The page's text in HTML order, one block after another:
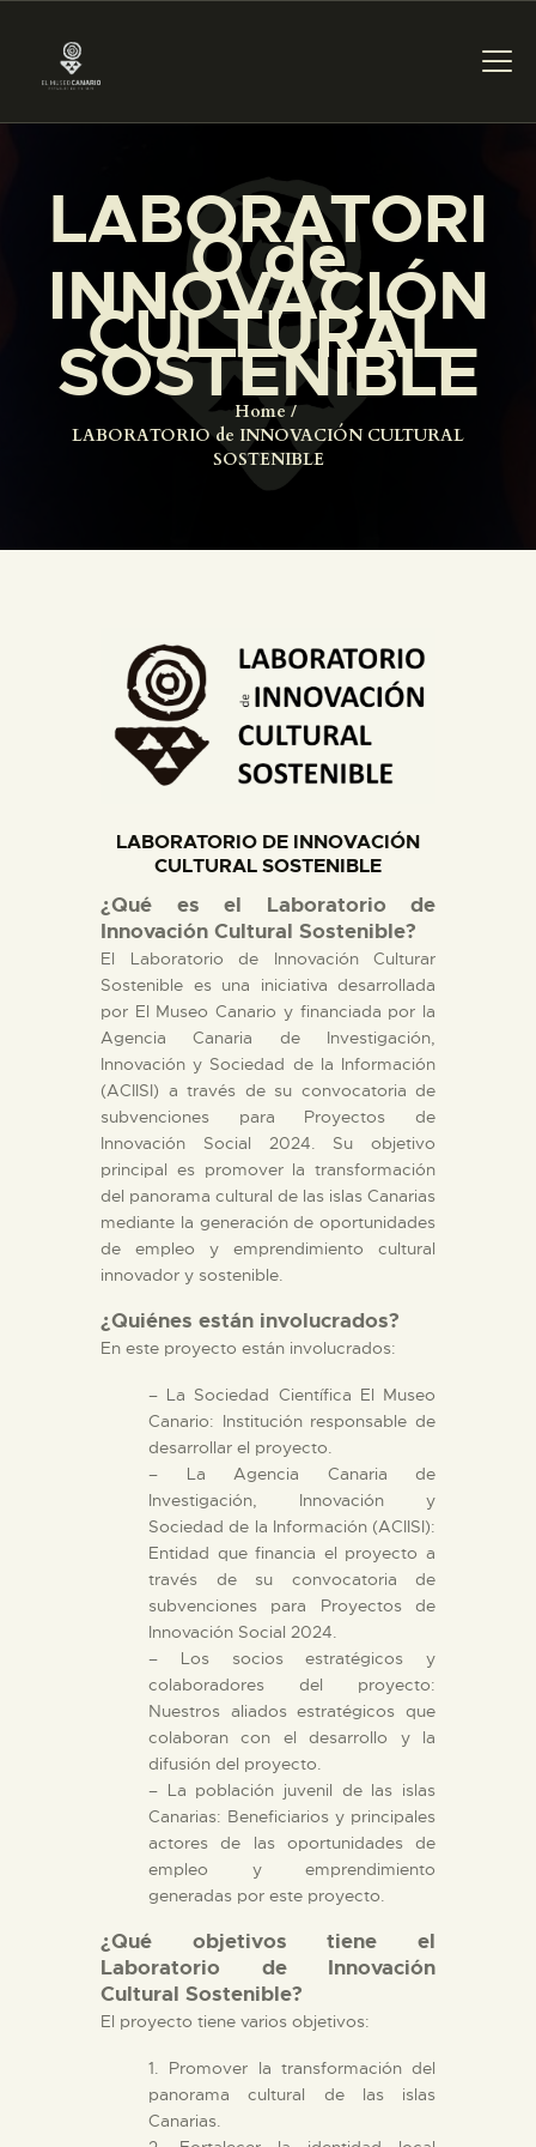
LABORATORI
O de
INNOVACIÓN
CULTURAL
SOSTENIBLE
Home
LABORATORIO de INNOVACIÓN CULTURAL
SOSTENIBLE
PREPARAR LA VISITA
ACTIVIDADES
█
EL MUSEO
COLECCIONES
PREPARAR LA VISITA
ACTIVIDADES
EL MUSEO
COLECCIONES
DIDÁCTICA
ESPAÑOL
LABORATORIO DE INNOVACIÓN
CULTURAL SOSTENIBLE
¿Qué es el Laboratorio de
Innovación Cultural Sostenible?
El Laboratorio de Innovación Culturar
Sostenible es una iniciativa desarrollada
por El Museo Canario y financiada por la
Agencia Canaria de Investigación,
Innovación y Sociedad de la Información
(ACIISI) a través de su convocatoria de
subvenciones para Proyectos de
Innovación Social 2024. Su objetivo
principal es promover la transformación
del panorama cultural de las islas Canarias
mediante la generación de oportunidades
de empleo y emprendimiento cultural
innovador y sostenible.
¿Quiénes están involucrados?
En este proyecto están involucrados:
– La Sociedad Científica El Museo
Canario: Institución responsable de
desarrollar el proyecto.
– La Agencia Canaria de
Investigación, Innovación y
Sociedad de la Información (ACIISI):
Entidad que financia el proyecto a
través de su convocatoria de
subvenciones para Proyectos de
Innovación Social 2024.
– Los socios estratégicos y
colaboradores del proyecto:
Nuestros aliados estratégicos que
colaboran con el desarrollo y la
difusión del proyecto.
– La población juvenil de las islas
Canarias: Beneficiarios y principales
actores de las oportunidades de
empleo y emprendimiento
generadas por este proyecto.
¿Qué objetivos tiene el
Laboratorio de Innovación
Cultural Sostenible?
El proyecto tiene varios objetivos:
1. Promover la transformación del
panorama cultural de las islas
Canarias.